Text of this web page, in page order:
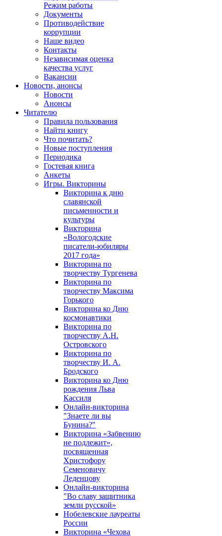
Режим работы
Документы
Противодействие
коррупции
Наше видео
Контакты
Независимая оценка
качества услуг
Вакансии
Новости, анонсы
Новости
Анонсы
Читателю
Правила пользования
Найти книгу
Что почитать?
Новые поступления
Периодика
Гостевая книга
Анкеты
Игры. Викторины
Викторина к дню
славянской
письменности и
культуры
Викторина
«Вологодские
писатели-юбиляры
2017 года»
Викторина по
творчеству Тургенева
Викторина по
творчеству Максима
Горького
Викторина ко Дню
космонавтики
Викторина по
творчеству А.Н.
Островского
Викторина по
творчеству И. А.
Бродского
Викторина ко Дню
рождения Льва
Кассиля
Онлайн-викторина
"Знаете ли вы
Бунина?"
Викторина «Забвению
не подлежит»,
посвященная
Христофору
Семеновичу
Леденцову
Онлайн-викторина
"Во славу защитника
земли русской»
Нобелевские лауреаты
России
Викторина «Чехова